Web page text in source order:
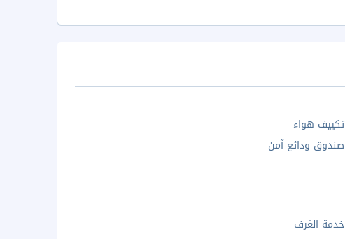
تكييف هواء
صندوق ودائع آمن
خدمة الغرف